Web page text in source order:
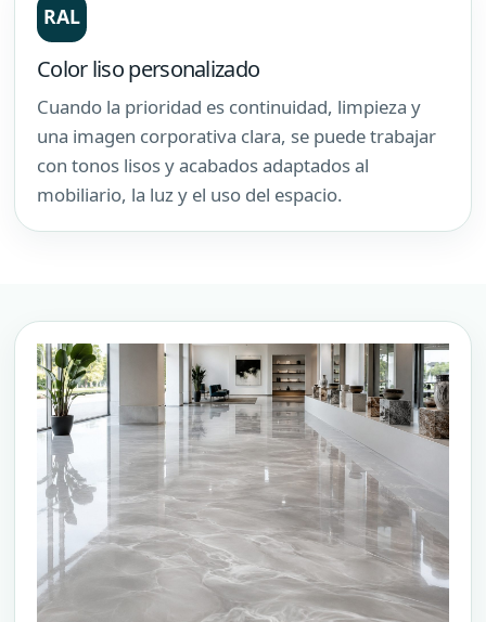
RAL
Color liso personalizado
Cuando la prioridad es continuidad, limpieza y
una imagen corporativa clara, se puede trabajar
con tonos lisos y acabados adaptados al
mobiliario, la luz y el uso del espacio.